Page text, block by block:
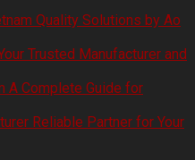
Quality Solutions by Ao
Trusted Manufacturer and
A Complete Guide for
Reliable Partner for Your